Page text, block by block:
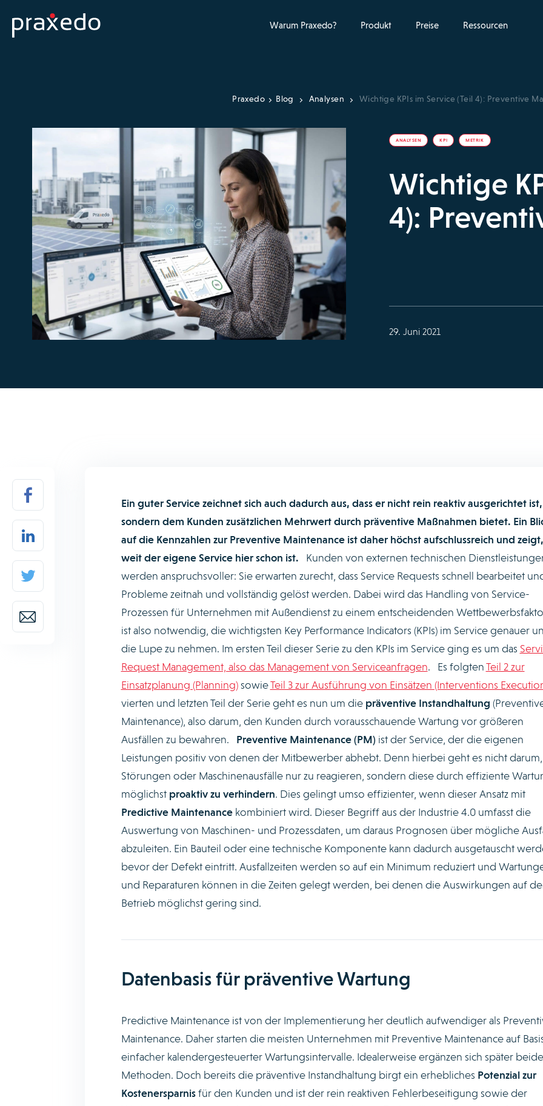
Warum Praxedo? Produkt Preise Ressourcen
Praxedo Blog Analysen Wichtige KPIs im Service (Teil 4): Preventive
ANALYSEN KPI METRIK
Wichtige
4):
29. Juni 2021
Ein guter Service zeichnet sich auch dadurch aus, dass er nicht rein reaktiv ausgerichtet ist,
sondern dem Kunden zusätzlichen Mehrwert durch präventive Maßnahmen bietet. Ein
auf die Kennzahlen zur Preventive Maintenance ist daher höchst aufschlussreich und
weit der eigene Service hier schon ist. Kunden von externen technischen
werden anspruchsvoller: Sie erwarten zurecht, dass Service Requests schnell bearbeitet
Probleme zeitnah und vollständig gelöst werden. Dabei wird das Handling von Service-
Prozessen für Unternehmen mit Außendienst zu einem entscheidenden
ist also notwendig, die wichtigsten Key Performance Indicators (KPIs) im Service genauer
die Lupe zu nehmen. Im ersten Teil dieser Serie zu den KPIs im Service ging es um das
Request Management, also das Management von Serviceanfragen. Es folgtenTeil 2 zur
Einsatzplanung (Planning)sowieTeil 3 zur Ausführung von Einsätzen (Interventions
vierten und letzten Teil der Serie geht es nun um die präventive Instandhaltung
Maintenance), also darum, den Kunden durch vorausschauende Wartung vor größeren
Ausfällen zu bewahren. Preventive Maintenance (PM) ist der Service, der die eigenen
Leistungen positiv von denen der Mitbewerber abhebt. Denn hierbei geht es nicht
Störungen oder Maschinenausfälle nur zu reagieren, sondern diese durch effiziente
möglichst proaktiv zu verhindern. Dies gelingt umso effizienter, wenn dieser Ansatz mit
Predictive Maintenancekombiniert wird. Dieser Begriff aus der Industrie 4.0 umfasst die
Auswertung von Maschinen- und Prozessdaten, um daraus Prognosen über mögliche
abzuleiten. Ein Bauteil oder eine technische Komponente kann dadurch ausgetauscht
bevor der Defekt eintritt. Ausfallzeiten werden so auf ein Minimum reduziert und
und Reparaturen können in die Zeiten gelegt werden, bei denen die Auswirkungen auf
Betrieb möglichst gering sind.
Datenbasis für präventive Wartung
Predictive Maintenance ist von der Implementierung her deutlich aufwendiger als
Maintenance. Daher starten die meisten Unternehmen mit Preventive Maintenance auf
einfacher kalendergesteuerter Wartungsintervalle. Idealerweise ergänzen sich später beide
Methoden. Doch bereits die präventive Instandhaltung birgt ein erhebliches Potenzial zur
Kostenersparnisfür den Kunden und ist der rein reaktiven Fehlerbeseitigung sowie der